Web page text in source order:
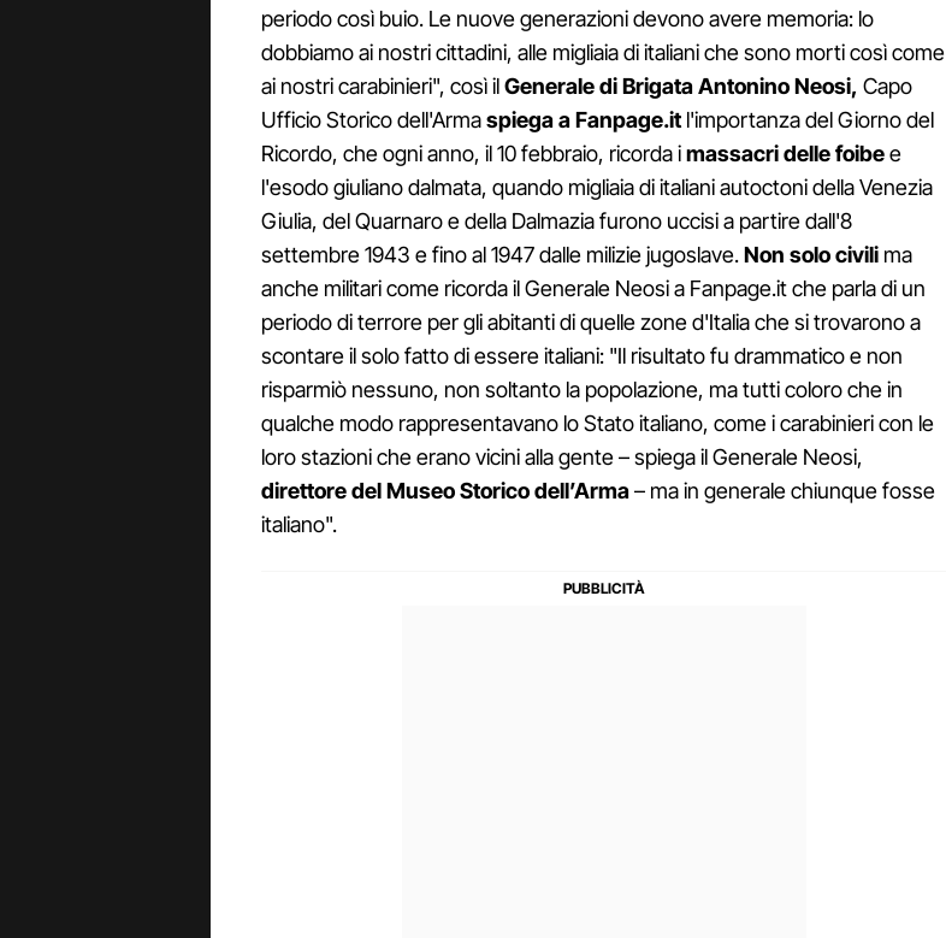
periodo così buio. Le nuove generazioni devono avere memoria: lo
dobbiamo ai nostri cittadini, alle migliaia di italiani che sono morti così come
ai nostri carabinieri", così ilGenerale di Brigata Antonino Neosi, Capo
Ufficio Storico dell'Armaspiega a Fanpage.it l'importanza del Giorno del
Ricordo, che ogni anno, il 10 febbraio, ricorda imassacri delle foibee
l'esodo giuliano dalmata, quando migliaia di italiani autoctoni della Venezia
Giulia, del Quarnaro e della Dalmazia furono uccisi a partire dall'8
settembre 1943 e fino al 1947 dalle milizie jugoslave.Non solo civili ma
anche militari come ricorda il Generale Neosi a Fanpage.it che parla di un
periodo di terrore per gli abitanti di quelle zone d'Italia che si trovarono a
scontare il solo fatto di essere italiani: "Il risultato fu drammatico e non
risparmiò nessuno, non soltanto la popolazione, ma tutti coloro che in
qualche modo rappresentavano lo Stato italiano, come i carabinieri con le
loro stazioni che erano vicini alla gente – spiega il Generale Neosi,
direttore del Museo Storico dell’Arma– ma in generale chiunque fosse
italiano".